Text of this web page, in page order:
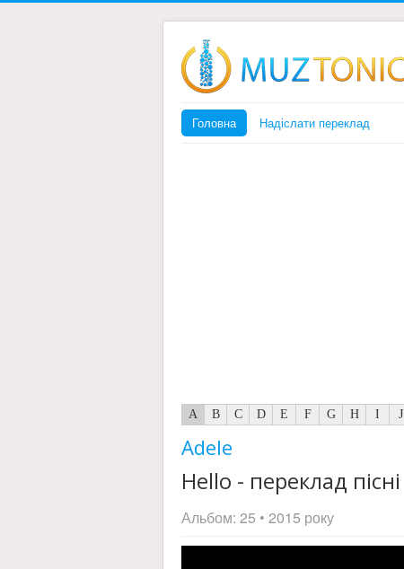
Головна Надіслати переклад
A B C D E F G H I J
Adele
Hello - переклад пісні
Альбом: 25 • 2015 року